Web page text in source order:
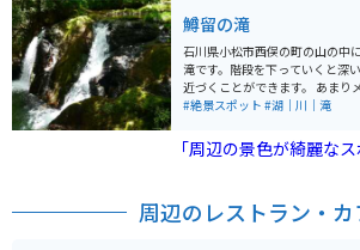
鱒留の滝
石川県小松市西俣の町の山の中
滝です。階段を下っていくと深
近づくことができます。 あまりメジャーな場所ではない
のか、ほとんど人はいないので
す。バイクなら問題なく駐車で
#絶景スポット #湖｜川｜滝
「周辺の景色が綺麗な
周辺のレストラン・カ